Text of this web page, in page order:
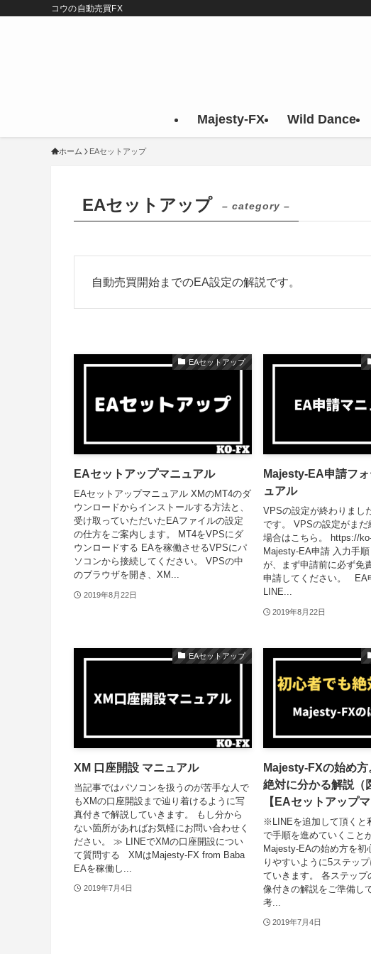
コウの自動売買FX
Majesty-FX Wild Dance
ホーム EAセットアップ
EAセットアップ – category –
自動売買開始までのEA設定の解説です。
EAセットアップ
EAセットアップマニュアル
EAセットアップマニュアル XMのMT4のダ
ウンロードからインストールする方法と、
受け取っていただいたEAファイルの設定
の仕方をご案内します。 MT4をVPSにダ
ウンロードする EAを稼働させるVPSにパ
ソコンから接続してください。 VPSの中
のブラウザを開き、XM...
2019年8月22日
Majesty-EA申請フ
ュアル
VPSの設定が終わりまし
です。 VPSの設定がまだ
場合はこちら。 https://
Majesty-EA申請 入力手
が、まず申請前に必ず免
申請してください。 EA
LINE...
2019年8月22日
EAセットアップ
XM 口座開設 マニュアル
当記事ではパソコンを扱うのが苦手な人で
もXMの口座開設まで辿り着けるように写
真付きで解説していきます。 もし分から
ない箇所があればお気軽にお問い合わせく
ださい。 ≫ LINEでXMの口座開設につい
て質問する XMはMajesty-FX from Baba
EAを稼働し...
2019年7月4日
Majesty-FXの始め方
絶対に分かる解説（
【EAセットアップマ
※LINEを追加して頂くと
で手順を進めていくこ
Majesty-EAの始め方を初
りやすいように5ステッ
ていきます。 各ステップ
像付きの解説をご準備し
考...
2019年7月4日